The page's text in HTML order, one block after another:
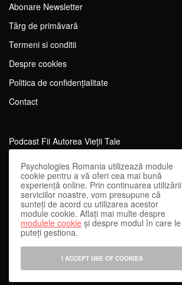
Abonare Newsletter
Tărg de primăvară
Termeni si conditii
Despre cookies
Politica de confidențialitate
Contact
Podcast Fii Autorea Vieții Tale
Evenimente Fii Autoarea Vieții Tale!
SportEdu
Antrenament Mental pentru Sportivi
Learning Network
WEnough
Reward & Engage
Psychologies Romania utilizează module
cookie pentru a vă oferi cea mai bună
experiență online. Prin continuarea utilizării
serviciilor noastre, vom presupune că
sunteți de acord cu utilizarea acestor
module cookie. Aflați mai multe despre
modulele cookie și despre modul în care le
puteți gestiona.
I ACCEPT USE OF COOKIES